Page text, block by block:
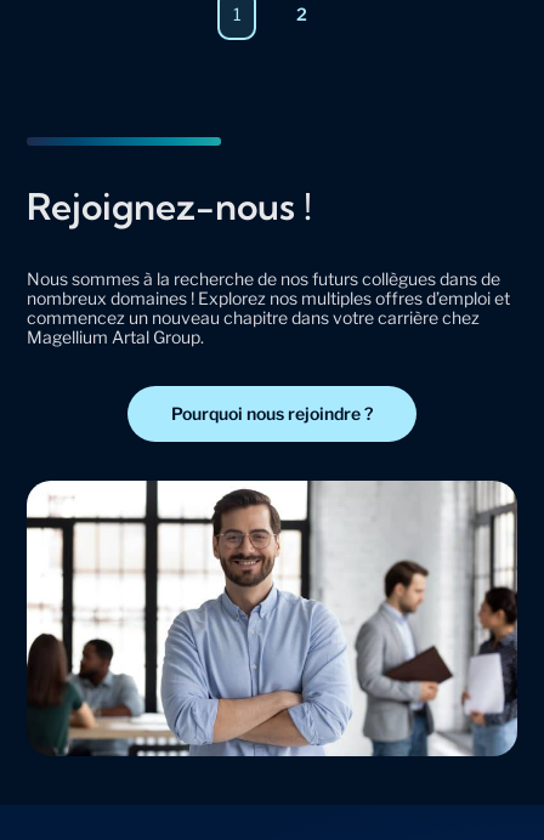
1 Page
2
Rejoignez-nous !
Nous sommes à la recherche de nos futurs collègues dans de
nombreux domaines ! Explorez nos multiples offres d’emploi et
commencez un nouveau chapitre dans votre carrière chez
Magellium Artal Group.
Pourquoi nous rejoindre ?